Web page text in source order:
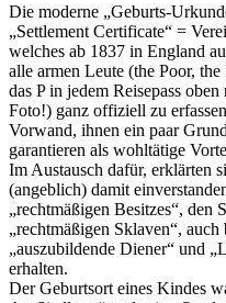
Die moderne „Geburts-
„Settlement Certificate“ =
welches ab 1837 in England
alle armen Leute (the Poor, the
das P in jedem Reisepass oben
Foto!) ganz offiziell zu
Vorwand, ihnen ein paar
garantieren als wohltätige
Im Austausch dafür, erklärten
(angeblich) damit
„rechtmäßigen Besitzes“, den
„rechtmäßigen Sklaven“, auch
„auszubildende Diener“ und
erhalten.
Der Geburtsort eines Kindes